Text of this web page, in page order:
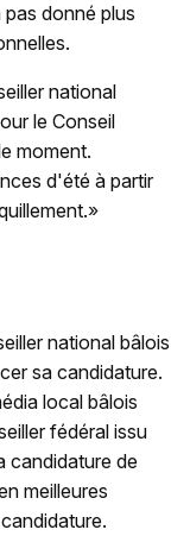
donné plus
national
le Conseil
moment.
d'été à partir
national bâlois
sa candidature.
local bâlois
fédéral issu
candidature de
meilleures